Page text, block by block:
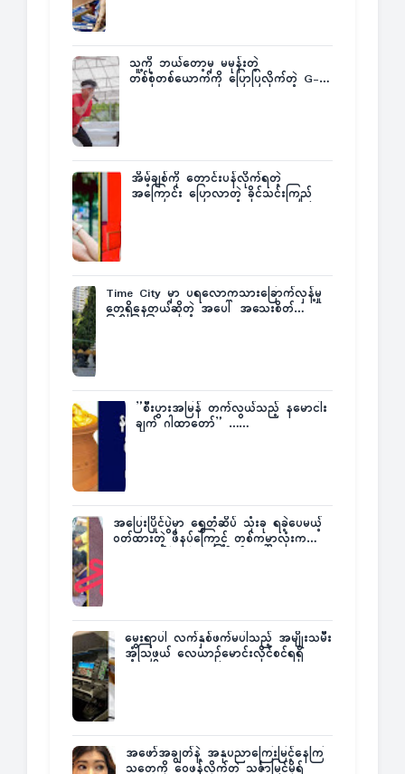
သူ့ကို ဘယ်တော့မှ မမုန်းတဲ့
တစ်စုံတစ်ယောက်ကို ပြောပြလိုက်တဲ့ G-
အိမ့်ချစ်ကို တောင်းပန်လိုက်ရတဲ့
အကြောင်း ပြောလာတဲ့ ခိုင်သင်းကြည်
Time City မှာ ပရလောကသားခြောက်လှန့်မှု
တွေရှိနေတယ်ဆိုတဲ့ အပေါ် အသေးစိတ်
”စီးပွားအမြန် တက်လွယ်သည့် နမောငါး
ချက် ဂါထာတော်” ……
အပြေးပြိုင်ပွဲမှာ ရွှေတံဆိပ် သုံးခု ရခဲ့ပေမယ့်
ဝတ်ထားတဲ့ ဖိနပ်ကြောင့် တစ်ကမ္ဘာလုံးက
မွေးရာပါ လက်နှစ်ဖက်မပါသည့် အမျိုးသမီး
အံ့သြဖွယ် လေယာဉ်မောင်းလိုင်စင်ရရှိ
အဖော်အချွတ်နဲ့ အနုပညာကြေးမြင့်နေကြ
သူတွေကို ဝေဖန်လိုက်တဲ့ သင်္ဇာမြင့်မိုရ်